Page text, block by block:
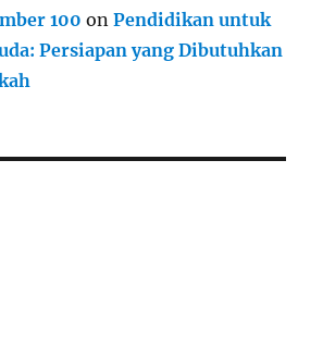
100 onPendidikan untuk
Persiapan yang Dibutuhkan